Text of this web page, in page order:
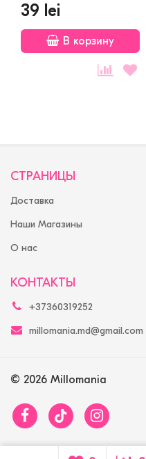
39 lei
В корзину
СТРАНИЦЫ
Доставка
Наши Магазины
О нас
КОНТАКТЫ
+37360319252
millomania.md@gmail.com
© 2026 Millomania